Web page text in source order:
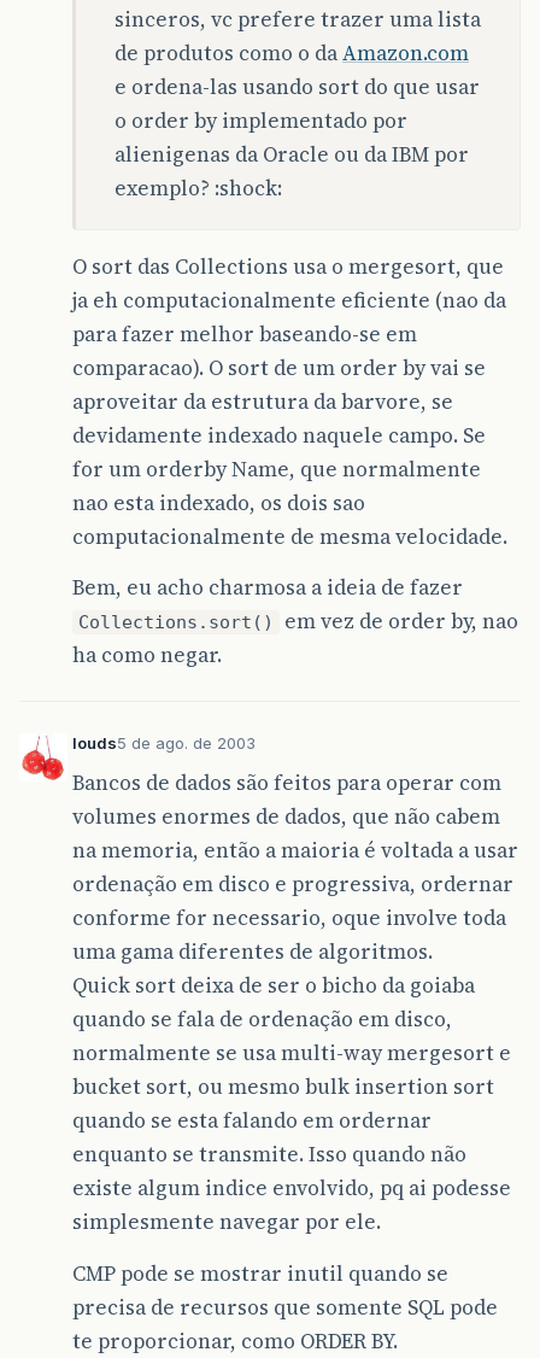
sinceros, vc prefere trazer uma lista
de produtos como o daAmazon.com
e ordena-las usando sort do que usar
o order by implementado por
alienigenas da Oracle ou da IBM por
exemplo? :shock:
O sort das Collections usa o mergesort, que
ja eh computacionalmente eficiente (nao da
para fazer melhor baseando-se em
comparacao). O sort de um order by vai se
aproveitar da estrutura da barvore, se
devidamente indexado naquele campo. Se
for um orderby Name, que normalmente
nao esta indexado, os dois sao
computacionalmente de mesma velocidade.
Bem, eu acho charmosa a ideia de fazer
Collections.sort()
em vez de order by, nao
ha como negar.
louds5 de ago. de 2003
Bancos de dados são feitos para operar com
volumes enormes de dados, que não cabem
na memoria, então a maioria é voltada a usar
ordenação em disco e progressiva, ordernar
conforme for necessario, oque involve toda
uma gama diferentes de algoritmos.
Quick sort deixa de ser o bicho da goiaba
quando se fala de ordenação em disco,
normalmente se usa multi-way mergesort e
bucket sort, ou mesmo bulk insertion sort
quando se esta falando em ordernar
enquanto se transmite. Isso quando não
existe algum indice envolvido, pq ai podesse
simplesmente navegar por ele.
CMP pode se mostrar inutil quando se
precisa de recursos que somente SQL pode
te proporcionar, como ORDER BY.